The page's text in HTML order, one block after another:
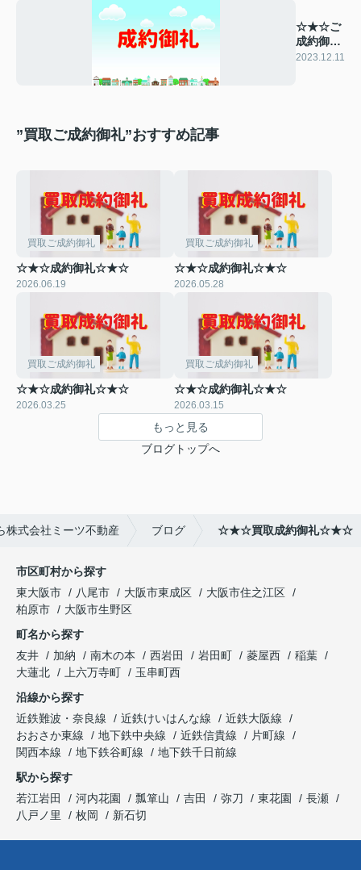
☆★☆ご
成約御礼
☆★☆
2023.12.11
”買取ご成約御礼”おすすめ記事
買取ご成約御礼
☆★☆成約御礼☆★☆
2026.06.19
買取ご成約御礼
☆★☆成約御礼☆★☆
2026.05.28
買取ご成約御礼
☆★☆成約御礼☆★☆
2026.03.25
買取ご成約御礼
☆★☆成約御礼☆★☆
2026.03.15
もっと見る
ブログトップへ
株式会社ミーツ不動産 ブログ ☆★☆買取成約御礼☆★☆
市区町村から探す
東大阪市
八尾市 大阪市東成区
大阪市住之江区
柏原市
大阪市生野区
町名から探す
友井
加納 南木の本 西岩田 岩田町 菱屋西
稲葉
大蓮北
上六万寺町
玉串町西
沿線から探す
近鉄難波・奈良線
近鉄けいはんな線
近鉄大阪線
おおさか東線
地下鉄中央線 近鉄信貴線
片町線
関西本線
地下鉄谷町線
地下鉄千日前線
駅から探す
若江岩田
河内花園 瓢箪山 吉田 弥刀 東花園
長瀬
八戸ノ里
枚岡 新石切